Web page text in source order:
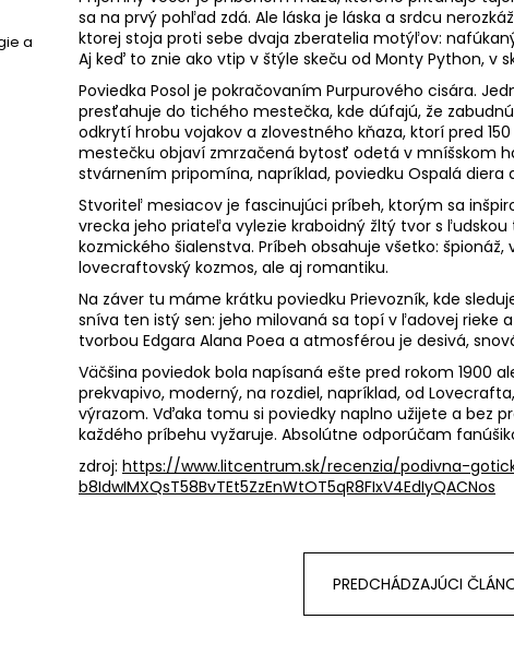
a
sa na prvý pohľad zdá. Ale láska je láska a srdcu
ktorej stoja proti sebe dvaja zberatelia motýľov:
Aj keď to znie ako vtip v štýle skeču od Monty Python, v
Poviedka Posol je pokračovaním Purpurového cisára.
presťahuje do tichého mestečka, kde dúfajú, že
odkrytí hrobu vojakov a zlovestného kňaza, ktorí pred
mestečku objaví zmrzačená bytosť odetá v mníšskom
stvárnením pripomína, napríklad, poviedku Ospalá diera
Stvoriteľ mesiacov je fascinujúci príbeh, ktorým sa
vrecka jeho priateľa vylezie kraboidný žltý tvor s
kozmického šialenstva. Príbeh obsahuje všetko:
lovecraftovský kozmos, ale aj romantiku.
Na záver tu máme krátku poviedku Prievozník, kde
sníva ten istý sen: jeho milovaná sa topí v ľadovej rieke
tvorbou Edgara Alana Poea a atmosférou je desivá,
Väčšina poviedok bola napísaná ešte pred rokom 1900
prekvapivo, moderný, na rozdiel, napríklad, od
výrazom. Vďaka tomu si poviedky naplno užijete a bez
každého príbehu vyžaruje. Absolútne odporúčam
zdroj: https://www.litcentrum.sk/recenzia/podivna-
b8IdwIMXQsT58BvTEt5ZzEnWtOT5qR8FIxV4EdIyQACNos
PREDCHÁDZAJÚCI